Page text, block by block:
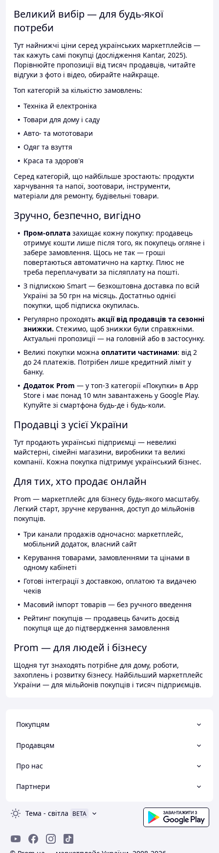
Великий вибір — для будь-якої
потреби
Тут найнижчі ціни серед українських маркетплейсів —
так кажуть самі покупці (дослідження Kantar, 2025).
Порівнюйте пропозиції від тисяч продавців, читайте
відгуки з фото і відео, обирайте найкраще.
Топ категорій за кількістю замовлень:
Техніка й електроніка
Товари для дому і саду
Авто- та мототовари
Одяг та взуття
Краса та здоров'я
Серед категорій, що найбільше зростають: продукти
харчування та напої, зоотовари, інструменти,
матеріали для ремонту, будівельні товари.
Зручно, безпечно, вигідно
Пром-оплата захищає кожну покупку: продавець
отримує кошти лише після того, як покупець огляне і
забере замовлення. Щось не так — гроші
повертаються автоматично на картку. Плюс не
треба переплачувати за післяплату на пошті.
З підпискою Smart — безкоштовна доставка по всій
Україні за 50 грн на місяць. Достатньо однієї
покупки, щоб підписка окупилась.
Регулярно проходять акції від продавців та сезонні
знижки. Стежимо, щоб знижки були справжніми.
Актуальні пропозиції — на головній або в застосунку.
Великі покупки можна оплатити частинами: від 2
до 24 платежів. Потрібен лише кредитний ліміт у
банку.
Додаток Prom — у топ-3 категорії «Покупки» в App
Store і має понад 10 млн завантажень у Google Play.
Купуйте зі смартфона будь-де і будь-коли.
Продавці з усієї України
Тут продають українські підприємці — невеликі
майстерні, сімейні магазини, виробники та великі
компанії. Кожна покупка підтримує український бізнес.
Для тих, хто продає онлайн
Prom — маркетплейс для бізнесу будь-якого масштабу.
Легкий старт, зручне керування, доступ до мільйонів
покупців.
Три канали продажів одночасно: маркетплейс,
мобільний додаток, власний сайт
Керування товарами, замовленнями та цінами в
одному кабінеті
Готові інтеграції з доставкою, оплатою та видачею
чеків
Масовий імпорт товарів — без ручного введення
Рейтинг покупців — продавець бачить досвід
покупця ще до підтвердження замовлення
Prom — для людей і бізнесу
Щодня тут знаходять потрібне для дому, роботи,
захоплень і розвитку бізнесу. Найбільший маркетплейс
України — для мільйонів покупців і тисяч підприємців.
Покупцям
Продавцям
Про нас
Партнери
Тема - світла BETA